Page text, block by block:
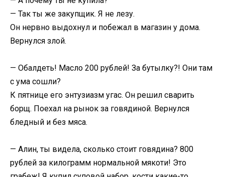
— Так ты же закупщик. Я не лезу.
Он нервно выдохнул и побежал в магазин у дома.
Вернулся злой.
— Обалдеть! Масло 200 рублей! За бутылку?! Они там
с ума сошли?
К пятнице его энтузиазм угас. Он решил сварить
борщ. Поехал на рынок за говядиной. Вернулся
бледный и без мяса.
— Алин, ты видела, сколько стоит говядина? 800
рублей за килограмм нормальной мякоти! Это